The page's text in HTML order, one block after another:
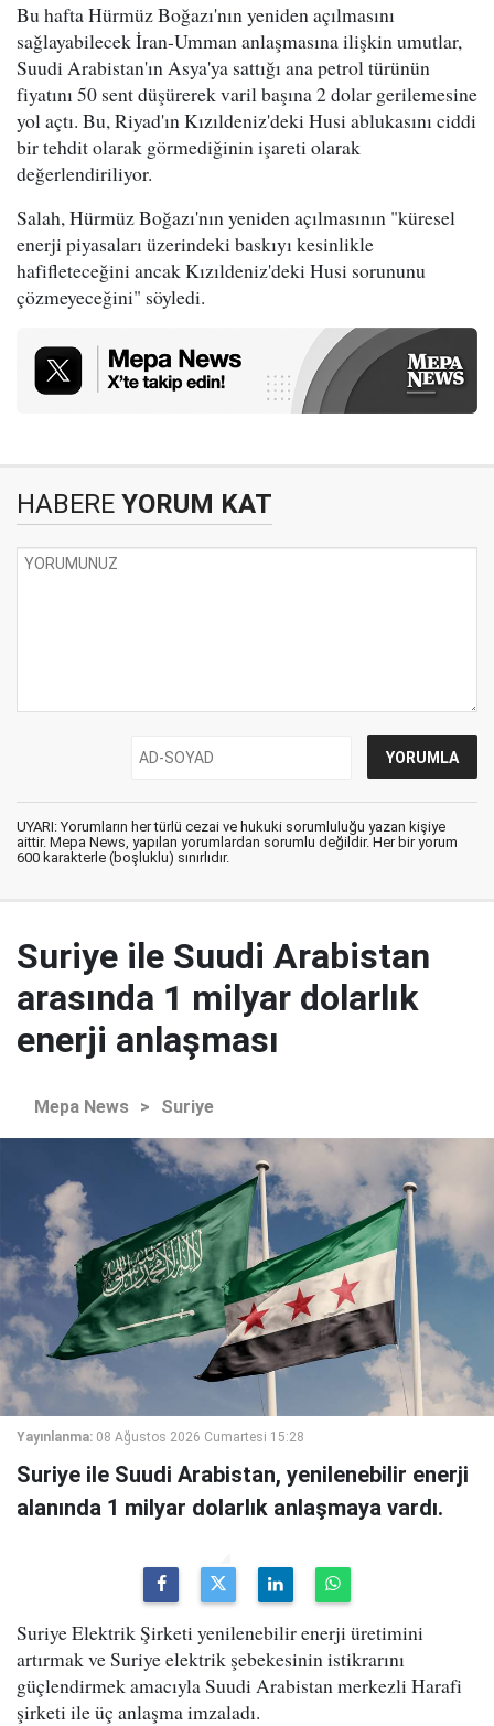
Bu hafta Hürmüz Boğazı'nın yeniden açılmasını
sağlayabilecek İran-Umman anlaşmasına ilişkin umutlar,
Suudi Arabistan'ın Asya'ya sattığı ana petrol türünün
fiyatını 50 sent düşürerek varil başına 2 dolar gerilemesine
yol açtı. Bu, Riyad'ın Kızıldeniz'deki Husi ablukasını ciddi
bir tehdit olarak görmediğinin işareti olarak
değerlendiriliyor.
Salah, Hürmüz Boğazı'nın yeniden açılmasının "küresel
enerji piyasaları üzerindeki baskıyı kesinlikle
hafifleteceğini ancak Kızıldeniz'deki Husi sorununu
çözmeyeceğini" söyledi.
HABERE YORUM KAT
UYARI: Yorumların her türlü cezai ve hukuki sorumluluğu yazan kişiye
aittir. Mepa News, yapılan yorumlardan sorumlu değildir. Her bir yorum
600 karakterle (boşluklu) sınırlıdır.
Suriye ile Suudi Arabistan
arasında 1 milyar dolarlık
enerji anlaşması
Mepa News > Suriye
Yayınlanma: 08 Ağustos 2026 Cumartesi 15:28
Suriye ile Suudi Arabistan, yenilenebilir enerji
alanında 1 milyar dolarlık anlaşmaya vardı.
Suriye Elektrik Şirketi yenilenebilir enerji üretimini
artırmak ve Suriye elektrik şebekesinin istikrarını
güçlendirmek amacıyla Suudi Arabistan merkezli Harafi
şirketi ile üç anlaşma imzaladı.